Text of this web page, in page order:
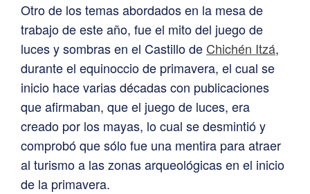
Otro de los temas abordados en la mesa de
trabajo de este año, fue el mito del juego de
luces y sombras en el Castillo de Chichén Itzá,
durante el equinoccio de primavera, el cual se
inicio hace varias décadas con publicaciones
que afirmaban, que el juego de luces, era
creado por los mayas, lo cual se desmintió y
comprobó que sólo fue una mentira para atraer
al turismo a las zonas arqueológicas en el inicio
de la primavera.